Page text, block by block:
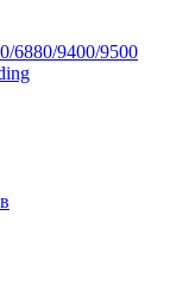
6880/9400/9500